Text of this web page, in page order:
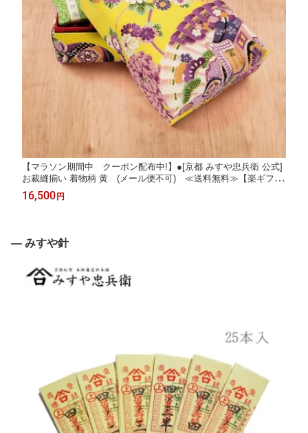
【マラソン期間中 クーポン配布中!】●[京都 みすや忠兵衛 公式]
お裁縫揃い 着物柄 黄 (メール便不可) ≪送料無料≫【楽ギフ_
のし】【楽ギフ_のし宛書】
16,500円
― みすや針